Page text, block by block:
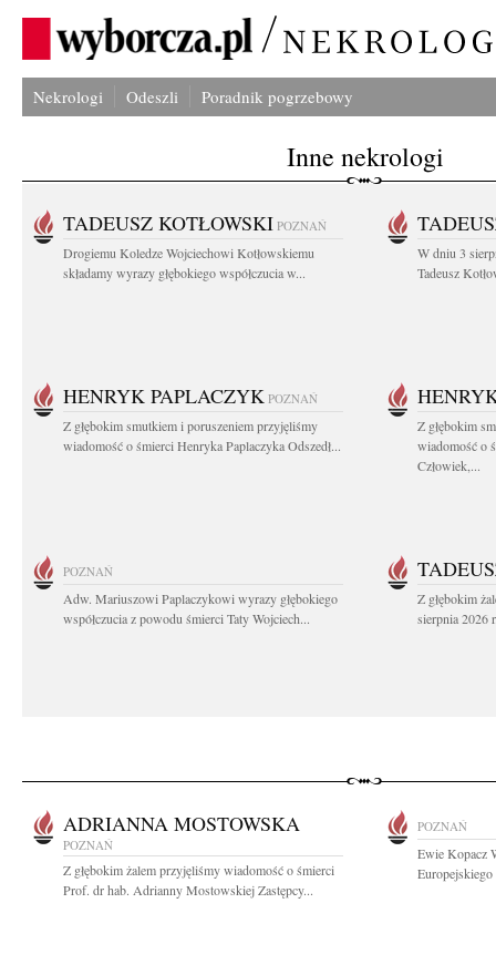
Nekrologi Odeszli Poradnik pogrzebowy
Inne nekrologi
TADEUSZ KOTŁOWSKI POZNAŃ
Drogiemu Koledze Wojciechowi Kotłowskiemu
składamy wyrazy głębokiego współczucia w...
W dniu 3
Tadeusz
HENRYK PAPLACZYK POZNAŃ
Z głębokim smutkiem i poruszeniem przyjęliśmy
wiadomość o śmierci Henryka Paplaczyka Odszedł...
Z głębokim
wiadomość o
Człowiek,...
POZNAŃ
Adw. Mariuszowi Paplaczykowi wyrazy głębokiego
współczucia z powodu śmierci Taty Wojciech...
Z głębokim
sierpnia 2026
ADRIANNA MOSTOWSKA
POZNAŃ
Z głębokim żalem przyjęliśmy wiadomość o śmierci
Prof. dr hab. Adrianny Mostowskiej Zastępcy...
POZNAŃ
Ewie Kopacz
Europejskiego